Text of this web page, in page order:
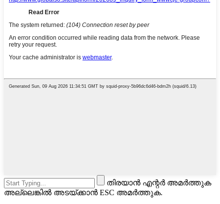
തിരയാൻ എന്റർ അമർത്തുക
അല്ലെങ്കിൽ അടയ്ക്കാൻ ESC അമർത്തുക.